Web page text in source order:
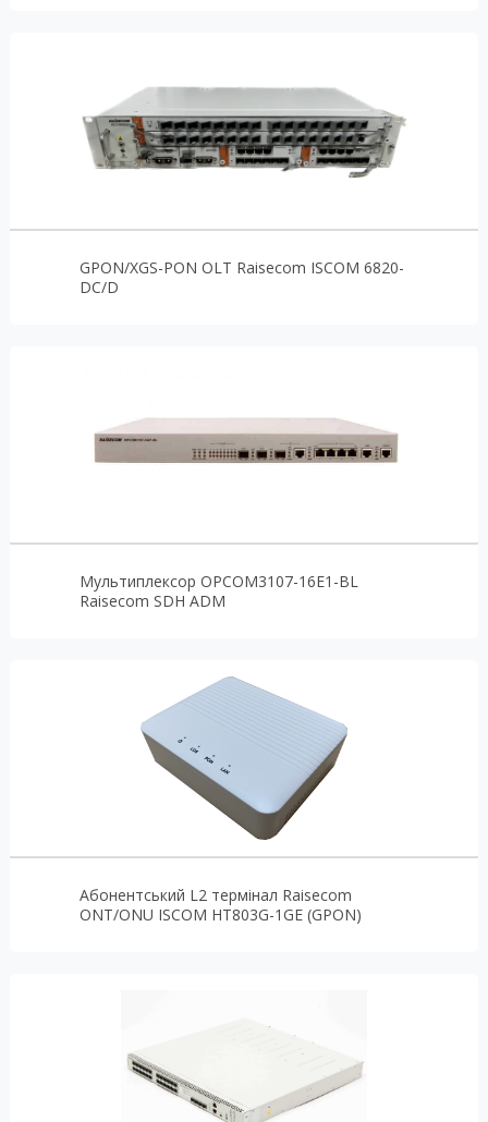
GPON/XGS-PON OLT Raisecom ISCOM 6820-
DC/D
Мультиплексор OPCOM3107-16E1-BL
Raisecom SDH ADM
Абонентський L2 термінал Raisecom
ONT/ONU ISCOM HT803G-1GE (GPON)